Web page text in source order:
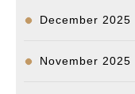
December 2025
November 2025